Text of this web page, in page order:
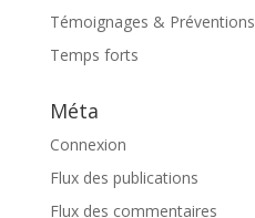
Témoignages & Préventions
Temps forts
Méta
Connexion
Flux des publications
Flux des commentaires